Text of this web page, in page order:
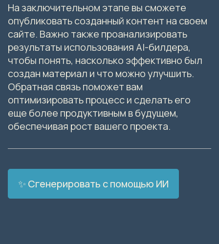
На заключительном этапе вы сможете
опубликовать созданный контент на своем
сайте. Важно также проанализировать
результаты использования AI-билдера,
чтобы понять, насколько эффективно был
создан материал и что можно улучшить.
Обратная связь поможет вам
оптимизировать процесс и сделать его
еще более продуктивным в будущем,
обеспечивая рост вашего проекта.
✨ Сгенерировать с помощью ИИ